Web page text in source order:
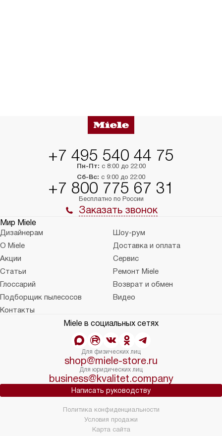
+7 495 540 44 75
Пн-Пт: с 8:00 до 22:00
Сб-Вс: с 9:00 до 22:00
+7 800 775 67 31
Бесплатно по России
Заказать звонок
Мир Miele
Дизайнерам
Шоу-рум
О Miele
Доставка и оплата
Акции
Сервис
Статьи
Ремонт Miele
Глоссарий
Возврат и обмен
Подборщик пылесосов
Видео
Контакты
Miele в социальных сетях
Для физических лиц
shop@miele-store.ru
Для юридических лиц
business@kvalitet.company
Написать руководству
Политика конфиденциальности
Условия продажи
Карта сайта